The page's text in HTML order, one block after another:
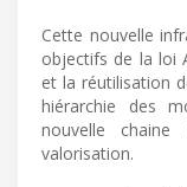
Cette nouvelle
objectifs de la loi
et la réutilisation
hiérarchie des
nouvelle
valorisation.